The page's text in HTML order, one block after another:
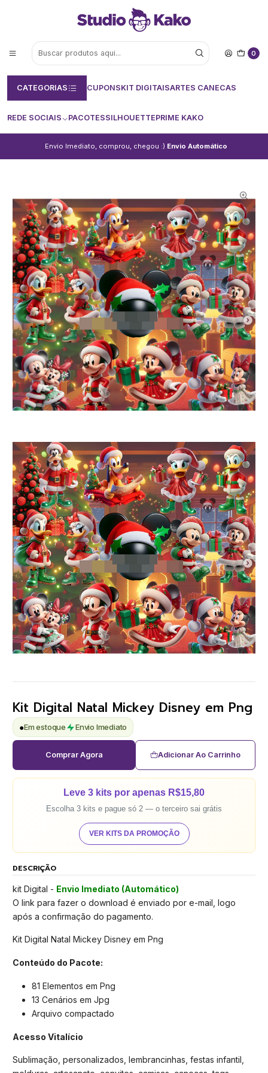
0
CATEGORIAS CUPONSKIT DIGITAISARTES CANECAS
REDE SOCIAIS PACOTESSILHOUETTEPRIME KAKO
Envio Imediato, comprou, chegou :) Envio Automático
Kit Digital Natal Mickey Disney em Png
●Em estoque Envio Imediato
Adicionar Ao Carrinho
Comprar Agora
Leve 3 kits por apenas R$15,80
Escolha 3 kits e pague só 2 — o terceiro sai grátis
VER KITS DA PROMOÇÃO
DESCRIÇÃO
kit Digital - Envio Imediato (Automático)
O link para fazer o download é enviado por e-mail, logo
após a confirmação do pagamento.
Kit Digital Natal Mickey Disney em Png
Conteúdo do Pacote:
81 Elementos em Png
13 Cenários em Jpg
Arquivo compactado
Acesso Vitalício
Sublimação, personalizados, lembrancinhas, festas infantil,